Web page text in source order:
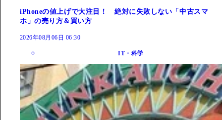
iPhoneの値上げで大注目！ 絶対に失敗しない「中古スマ
ホ」の売り方＆買い方
2026年08月06日 06:30
IT・科学